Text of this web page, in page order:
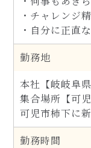
・チャレンジ
・自分に正直
勤務地
本社【岐岐阜
集合場所【可児
可児市柿下に
勤務時間